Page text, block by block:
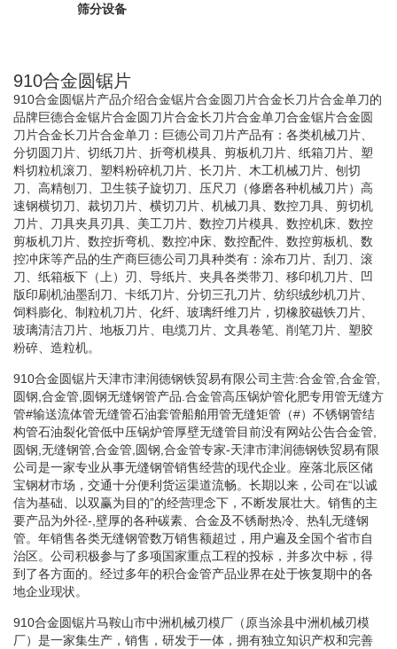
筛分设备
910合金圆锯片
910合金圆锯片产品介绍合金锯片合金圆刀片合金长刀片合金单刀的
品牌巨德合金锯片合金圆刀片合金长刀片合金单刀合金锯片合金圆
刀片合金长刀片合金单刀：巨德公司刀片产品有：各类机械刀片、
分切圆刀片、切纸刀片、折弯机模具、剪板机刀片、纸箱刀片、塑
料切粒机滚刀、塑料粉碎机刀片、长刀片、木工机械刀片、刨切
刀、高精刨刀、卫生筷子旋切刀、压尺刀（修磨各种机械刀片）高
速钢横切刀、裁切刀片、横切刀片、机械刀具、数控刀具、剪切机
刀片、刀具夹具刃具、美工刀片、数控刀片模具、数控机床、数控
剪板机刀片、数控折弯机、数控冲床、数控配件、数控剪板机、数
控冲床等产品的生产商巨德公司刀具种类有：涂布刀片、刮刀、滚
刀、纸箱板下（上）刃、导纸片、夹具各类带刀、移印机刀片、凹
版印刷机油墨刮刀、卡纸刀片、分切三孔刀片、纺织绒纱机刀片、
饲料膨化、制粒机刀片、化纤、玻璃纤维刀片，切橡胶磁铁刀片、
玻璃清洁刀片、地板刀片、电缆刀片、文具卷笔、削笔刀片、塑胶
粉碎、造粒机。
910合金圆锯片天津市津润德钢铁贸易有限公司主营:合金管,合金管,
圆钢,合金管,圆钢无缝钢管产品.合金管高压锅炉管化肥专用管无缝方
管#输送流体管无缝管石油套管船舶用管无缝矩管（#）不锈钢管结
构管石油裂化管低中压锅炉管厚壁无缝管目前没有网站公告合金管,
圆钢,无缝钢管,合金管,圆钢,合金管专家-天津市津润德钢铁贸易有限
公司是一家专业从事无缝钢管销售经营的现代企业。座落北辰区储
宝钢材市场，交通十分便利货运渠道流畅。长期以来，公司在“以诚
信为基础、以双赢为目的”的经营理念下，不断发展壮大。销售的主
要产品为外径-,壁厚的各种碳素、合金及不锈耐热冷、热轧无缝钢
管。年销售各类无缝钢管数万销售额超过，用户遍及全国个省市自
治区。公司积极参与了多项国家重点工程的投标，并多次中标，得
到了各方面的。经过多年的积合金管产品业界在处于恢复期中的各
地企业现状。
910合金圆锯片马鞍山市中洲机械刃模厂（原当涂县中洲机械刃模
厂）是一家集生产，销售，研发于一体，拥有独立知识产权和完善